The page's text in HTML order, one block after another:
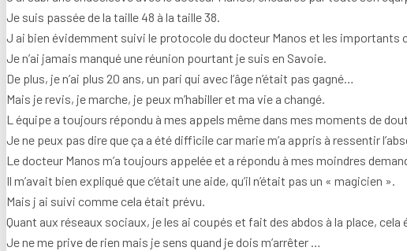
Je suis passée de la taille 48 à la taille 38.
J ai bien évidemment suivi le protocole du docteur Manos et les importants
Je n’ai jamais manqué une réunion pourtant je suis en Savoie.
De plus, je n’ai plus 20 ans, un pari qui avec l’âge n’était pas gagné…
Mais je revis, je marche, je peux m’habiller et ma vie a changé.
L équipe a toujours répondu à mes appels même dans mes moments de
Je ne peux pas dire que ça a été difficile car marie m’a appris à ressentir
Le docteur Manos m’a toujours appelée et a répondu à mes moindres
Il m’avait bien expliqué que c’était une aide, qu’il n’était pas un « magicien ».
Mais j ai suivi comme cela était prévu.
Quant aux réseaux sociaux, je les ai coupés et fait des abdos à la place,
Je ne me prive de rien mais je sens quand je dois m’arrêter …